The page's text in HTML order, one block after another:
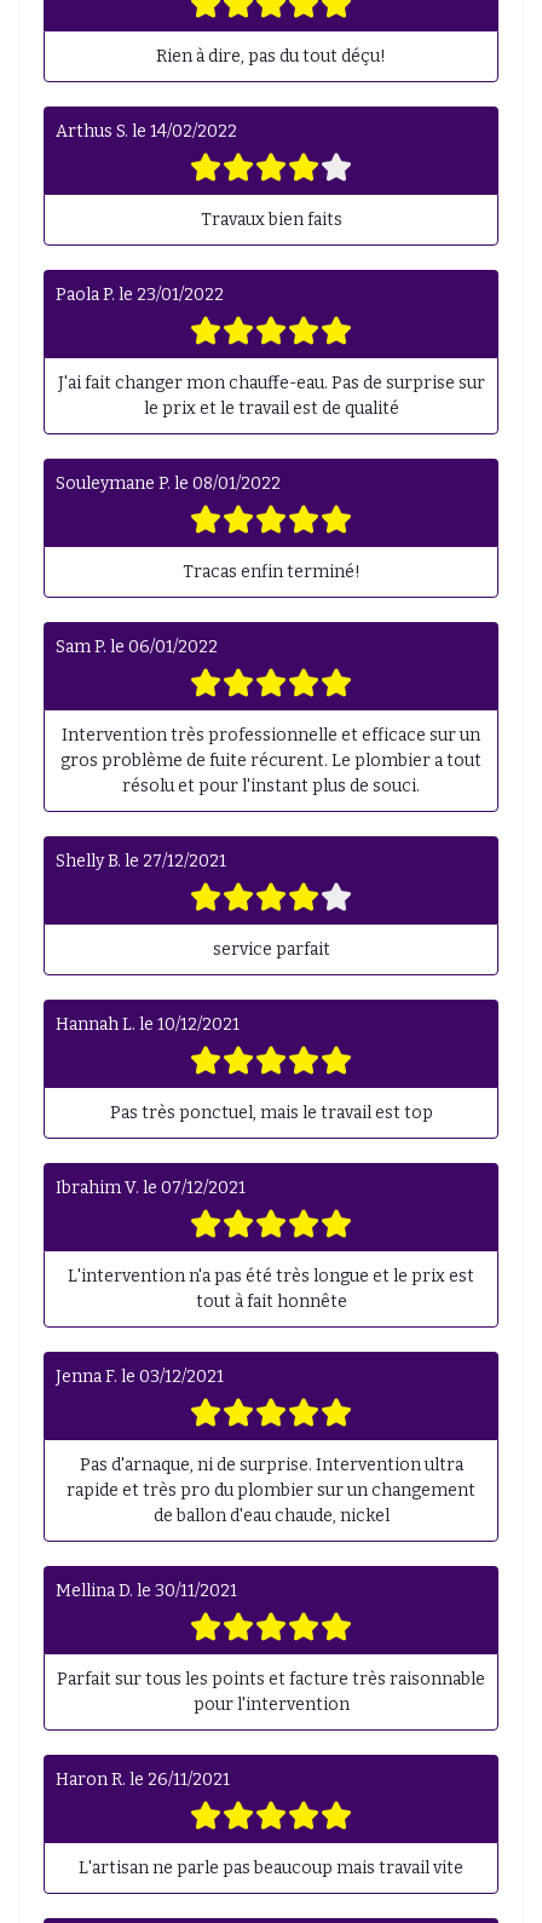
Rien à dire, pas du tout déçu!
Arthus S. le 14/02/2022
Travaux bien faits
Paola P. le 23/01/2022
J'ai fait changer mon chauffe-eau. Pas de surprise sur
le prix et le travail est de qualité
Souleymane P. le 08/01/2022
Tracas enfin terminé!
Sam P. le 06/01/2022
Intervention très professionnelle et efficace sur un
gros problème de fuite récurent. Le plombier a tout
résolu et pour l'instant plus de souci.
Shelly B. le 27/12/2021
service parfait
Hannah L. le 10/12/2021
Pas très ponctuel, mais le travail est top
Ibrahim V. le 07/12/2021
L'intervention n'a pas été très longue et le prix est
tout à fait honnête
Jenna F. le 03/12/2021
Pas d'arnaque, ni de surprise. Intervention ultra
rapide et très pro du plombier sur un changement
de ballon d'eau chaude, nickel
Mellina D. le 30/11/2021
Parfait sur tous les points et facture très raisonnable
pour l'intervention
Haron R. le 26/11/2021
L'artisan ne parle pas beaucoup mais travail vite